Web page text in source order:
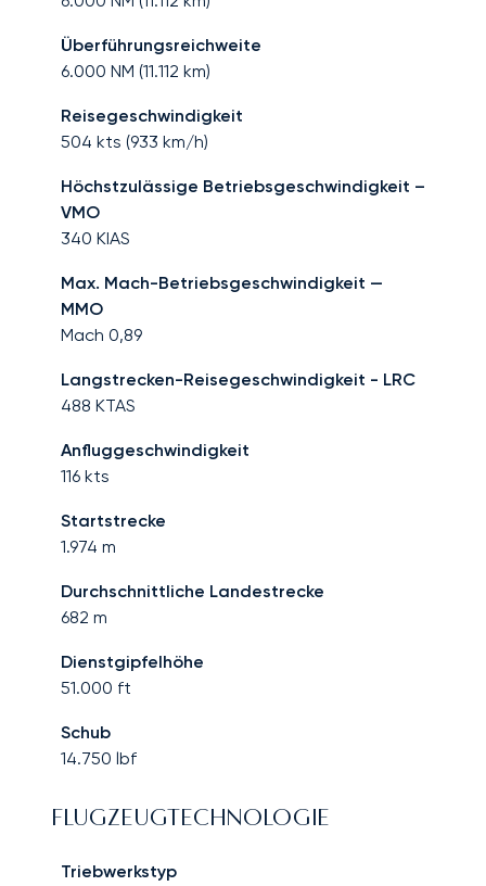
Überführungsreichweite
6.000 NM (11.112 km)
Reisegeschwindigkeit
504 kts (933 km/h)
Höchstzulässige Betriebsgeschwindigkeit –
VMO
340 KIAS
Max. Mach-Betriebsgeschwindigkeit —
MMO
Mach 0,89
Langstrecken-Reisegeschwindigkeit - LRC
488 KTAS
Anfluggeschwindigkeit
116 kts
Startstrecke
1.974 m
Durchschnittliche Landestrecke
682 m
Dienstgipfelhöhe
51.000 ft
Schub
14.750 lbf
FLUGZEUGTECHNOLOGIE
Triebwerkstyp